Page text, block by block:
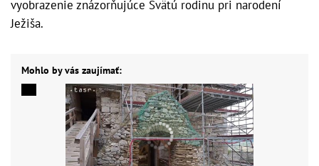
vyobrazenie znázorňujúce Svätú rodinu pri narodení
Ježiša.
Mohlo by vás zaujímať: